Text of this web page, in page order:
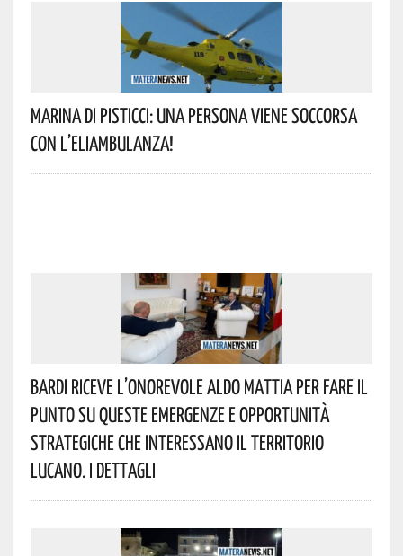
Marina Di Pisticci: Una Persona Viene Soccorsa
Con L’eliambulanza!
Bardi Riceve L’onorevole Aldo Mattia Per Fare Il
Punto Su Queste Emergenze E Opportunità
Strategiche Che Interessano Il Territorio
Lucano. I Dettagli